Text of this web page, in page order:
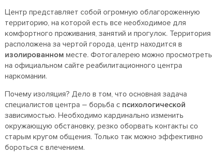
Центр представляет собой огромную облагороженную
территорию, на которой есть все необходимое для
комфортного проживания, занятий и прогулок. Территория
расположена за чертой города, центр находится в
изолированном месте. Фотогалерею можно просмотреть
на официальном сайте реабилитационного центра
наркомании.
Почему изоляция? Дело в том, что основная задача
специалистов центра – борьба с психологической
зависимостью. Необходимо кардинально изменить
окружающую обстановку, резко оборвать контакты со
старым кругом общения. Только так можно эффективно
бороться с влечением.